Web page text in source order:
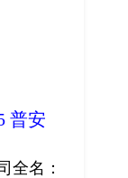
普安
全名：